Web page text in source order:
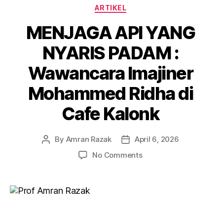
Categories
ARTIKEL
MENJAGA API YANG
NYARIS PADAM :
Wawancara Imajiner
Mohammed Ridha di
Cafe Kalonk
Post
By Amran Razak
PostApril 6, 2026
No Commentson